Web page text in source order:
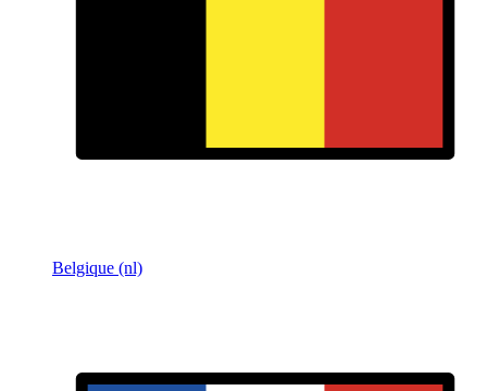
Belgique (nl)